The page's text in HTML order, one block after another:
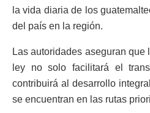
la vida diaria de los
del país en la región.
Las autoridades aseguran que
ley no solo facilitará el
contribuirá al desarrollo
se encuentran en las rutas